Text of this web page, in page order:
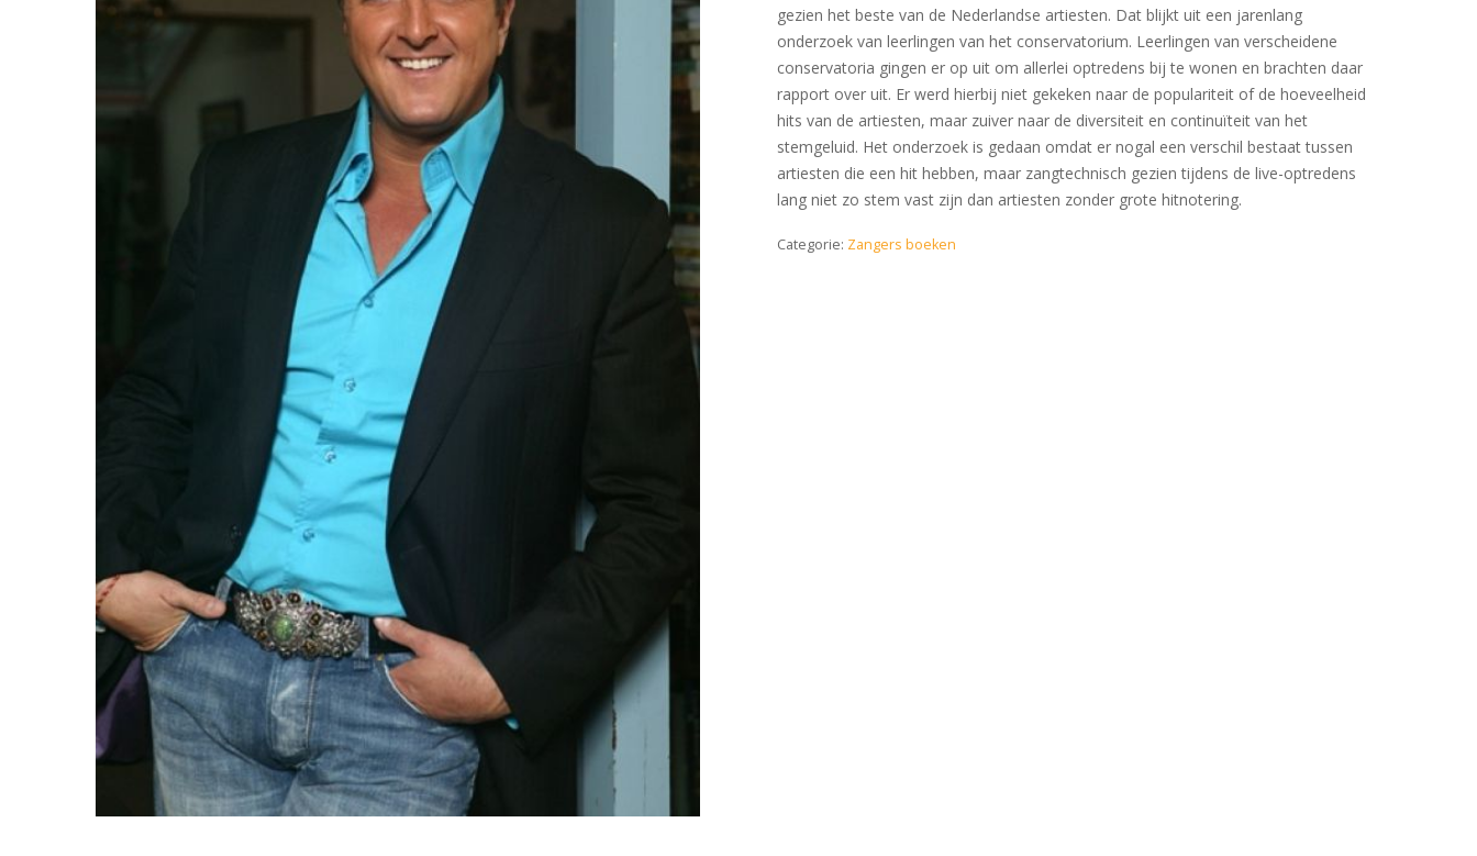
gezien het beste van de Nederlandse artiesten. Dat blijkt uit een jarenlang
onderzoek van leerlingen van het conservatorium. Leerlingen van verscheidene
conservatoria gingen er op uit om allerlei optredens bij te wonen en brachten daar
rapport over uit. Er werd hierbij niet gekeken naar de populariteit of de hoeveelheid
hits van de artiesten, maar zuiver naar de diversiteit en continuïteit van het
stemgeluid. Het onderzoek is gedaan omdat er nogal een verschil bestaat tussen
artiesten die een hit hebben, maar zangtechnisch gezien tijdens de live-optredens
lang niet zo stem vast zijn dan artiesten zonder grote hitnotering.
Categorie: Zangers boeken